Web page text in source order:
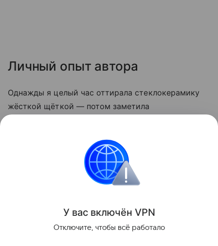
Личный опыт автора
Однажды я целый час оттирала стеклокерамику
жёсткой щёткой — потом заметила
стороной губки и содой. Теперь плита выглядит
опрятно даже после самых «бурных» блюд.
У вас включён VPN
Отключите, чтобы всё работало